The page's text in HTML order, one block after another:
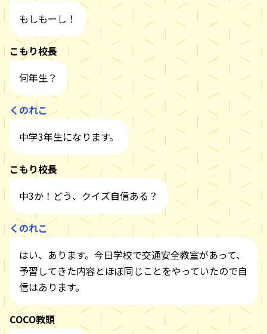
もしもーし！
こもり校長
何年生？
くのれこ
中学3年生になります。
こもり校長
中3か！どう、クイズ自信ある？
くのれこ
はい、あります。今日学校で交通安全教室があって、
予習してきた内容とほぼ同じことをやっていたので自
信はあります。
COCO教頭